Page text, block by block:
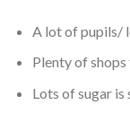
A lot of pupils/
Plenty of
Lots of sugar is